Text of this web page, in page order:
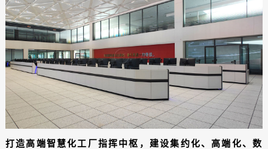
打造高端智慧化工厂指挥中枢，建设集约化、高端化、数